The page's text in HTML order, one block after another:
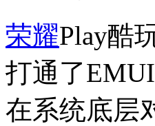
荣耀Play酷
打通了
在系统底层